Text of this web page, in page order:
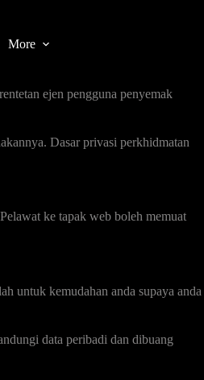
More
ejen pengguna penyemak
Dasar privasi perkhidmatan
ke tapak web boleh memuat
untuk kemudahan anda supaya anda
data peribadi dan dibuang